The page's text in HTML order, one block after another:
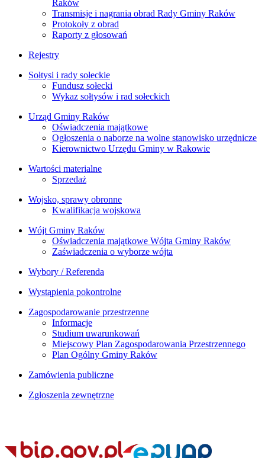
Raków
Transmisje i nagrania obrad Rady Gminy Raków
Protokoły z obrad
Raporty z głosowań
Rejestry
Sołtysi i rady sołeckie
Fundusz sołecki
Wykaz sołtysów i rad sołeckich
Urząd Gminy Raków
Oświadczenia majątkowe
Ogłoszenia o naborze na wolne stanowisko urzędnicze
Kierownictwo Urzędu Gminy w Rakowie
Wartości materialne
Sprzedaż
Wojsko, sprawy obronne
Kwalifikacja wojskowa
Wójt Gminy Raków
Oświadczenia majątkowe Wójta Gminy Raków
Zaświadczenia o wyborze wójta
Wybory / Referenda
Wystąpienia pokontrolne
Zagospodarowanie przestrzenne
Informacje
Studium uwarunkowań
Miejscowy Plan Zagospodarowania Przestrzennego
Plan Ogólny Gminy Raków
Zamówienia publiczne
Zgłoszenia zewnętrzne